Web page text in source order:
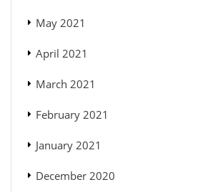
May 2021
April 2021
March 2021
February 2021
January 2021
December 2020